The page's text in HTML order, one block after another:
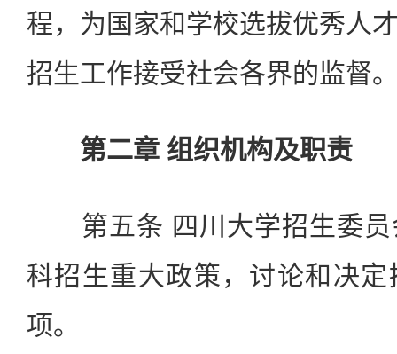
程，为国家和学校选拔优秀人
招生工作接受社会各界的监督
第二章 组织机构及职责
第五条 四川大学招生委员
科招生重大政策，讨论和决
项。